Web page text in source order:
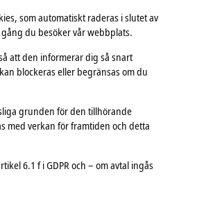
som automatiskt raderas i slutet av
du besöker vår webbplats.
att den informerar dig så snart
blockeras eller begränsas om du
grunden för den tillhörande
med verkan för framtiden och detta
6.1 f i GDPR och – om avtal ingås